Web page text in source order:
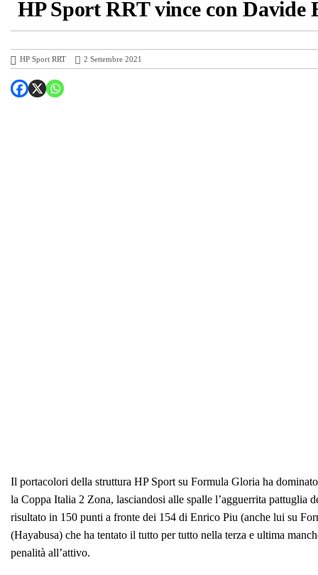
HP Sport RRT vince con
HP Sport RRT 2 Settembre 2021
Il portacolori della struttura HP Sport su Formula Gloria ha
la Coppa Italia 2 Zona, lasciandosi alle spalle l’agguerrita
risultato in 150 punti a fronte dei 154 di Enrico Piu (anche lui su
(Hayabusa) che ha tentato il tutto per tutto nella terza e ultima
penalità all’attivo.